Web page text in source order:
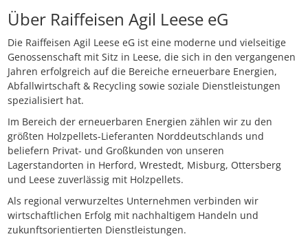
Über Raiffeisen Agil Leese eG
Die Raiffeisen Agil Leese eG ist eine moderne und vielseitige
Genossenschaft mit Sitz in Leese, die sich in den vergangenen
Jahren erfolgreich auf die Bereiche erneuerbare Energien,
Abfallwirtschaft & Recycling sowie soziale Dienstleistungen
spezialisiert hat.
Im Bereich der erneuerbaren Energien zählen wir zu den
größten Holzpellets-Lieferanten Norddeutschlands und
beliefern Privat- und Großkunden von unseren
Lagerstandorten in Herford, Wrestedt, Misburg, Ottersberg
und Leese zuverlässig mit Holzpellets.
Als regional verwurzeltes Unternehmen verbinden wir
wirtschaftlichen Erfolg mit nachhaltigem Handeln und
zukunftsorientierten Dienstleistungen.